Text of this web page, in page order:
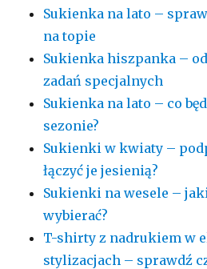
Sukienka na lato –
na topie
Sukienka hiszpanka –
zadań specjalnych
Sukienka na lato – co
sezonie?
Sukienki w kwiaty –
łączyć je jesienią?
Sukienki na wesele –
wybierać?
T-shirty z nadrukiem w
stylizacjach – sprawdź